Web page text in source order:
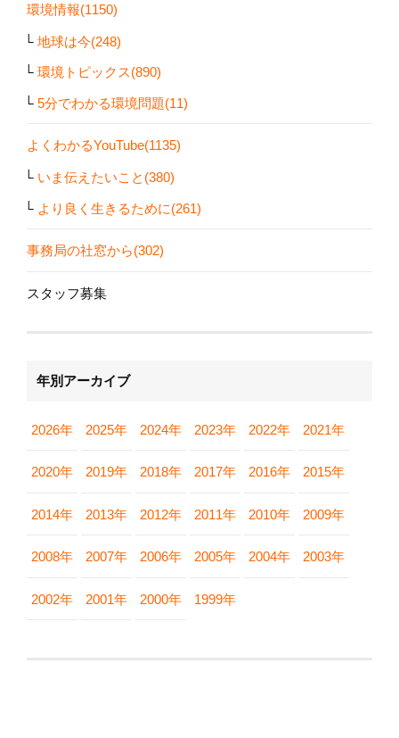
環境情報(1150)
地球は今(248)
環境トピックス(890)
5分でわかる環境問題(11)
よくわかるYouTube(1135)
いま伝えたいこと(380)
より良く生きるために(261)
事務局の社窓から(302)
スタッフ募集
年別アーカイブ
2026年 2025年 2024年 2023年 2022年 2021年
2020年 2019年 2018年 2017年 2016年 2015年
2014年 2013年 2012年 2011年 2010年 2009年
2008年 2007年 2006年 2005年 2004年 2003年
2002年 2001年 2000年 1999年